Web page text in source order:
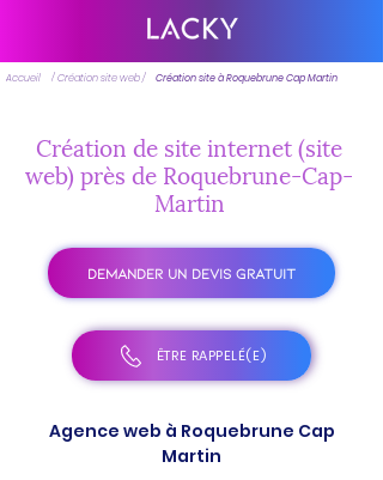
Accueil / Création site web / Création site à Roquebrune Cap Martin
Création de site internet (site
web) près de Roquebrune-Cap-
Martin
DEMANDER UN DEVIS GRATUIT
ÊTRE RAPPELÉ(E)
Agence web à Roquebrune Cap
Martin